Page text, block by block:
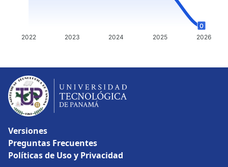
0
2022
2023 2024 2025 2026
Versiones
Preguntas Frecuentes
Políticas de Uso y Privacidad